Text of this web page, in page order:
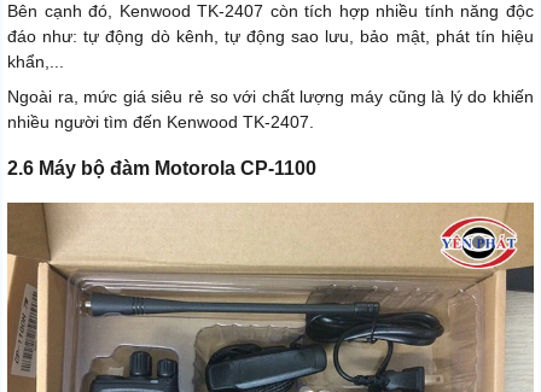
Bên cạnh đó, Kenwood TK-2407 còn tích hợp nhiều tính năng độc
đáo như: tự động dò kênh, tự động sao lưu, bảo mật, phát tín hiệu
khẩn,...
Ngoài ra, mức giá siêu rẻ so với chất lượng máy cũng là lý do khiến
nhiều người tìm đến Kenwood TK-2407.
2.6 Máy bộ đàm Motorola CP-1100